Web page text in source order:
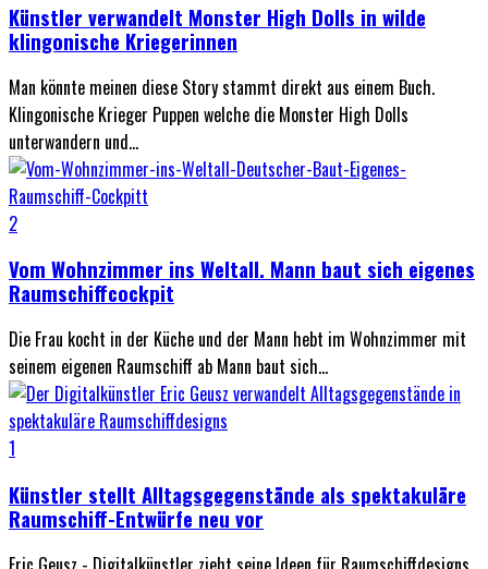
Künstler verwandelt Monster High Dolls in wilde
klingonische Kriegerinnen
Man könnte meinen diese Story stammt direkt aus einem Buch.
Klingonische Krieger Puppen welche die Monster High Dolls
unterwandern und...
2
Vom Wohnzimmer ins Weltall. Mann baut sich eigenes
Raumschiffcockpit
Die Frau kocht in der Küche und der Mann hebt im Wohnzimmer mit
seinem eigenen Raumschiff ab Mann baut sich...
1
Künstler stellt Alltagsgegenstände als spektakuläre
Raumschiff-Entwürfe neu vor